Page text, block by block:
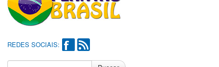
REDES SOCIAIS: